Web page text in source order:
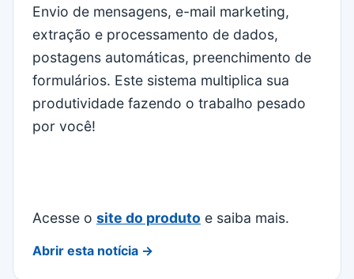
Envio de mensagens, e-mail marketing,
extração e processamento de dados,
postagens automáticas, preenchimento de
formulários. Este sistema multiplica sua
produtividade fazendo o trabalho pesado
por você!
Acesse o site do produto e saiba mais.
Abrir esta notícia →